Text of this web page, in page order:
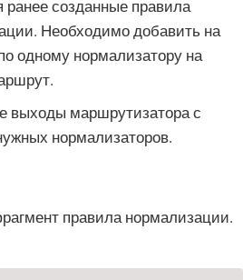
ранее созданные правила
Необходимо добавить на
одному нормализатору на
выходы маршрутизатора с
нормализаторов.
правила нормализации.